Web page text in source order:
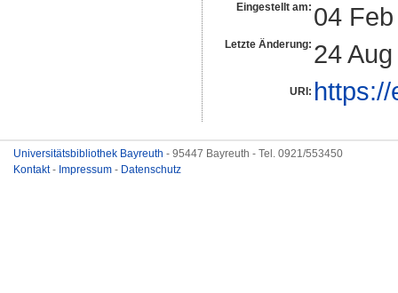
Eingestellt am: 04
Letzte Änderung: 24
URI:
Universitätsbibliothek Bayreuth - 95447 Bayreuth - Tel. 0921/553450
Kontakt- Impressum - Datenschutz